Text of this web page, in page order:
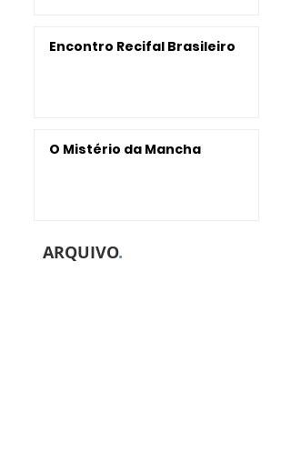
Encontro Recifal Brasileiro
O Mistério da Mancha
ARQUIVO.